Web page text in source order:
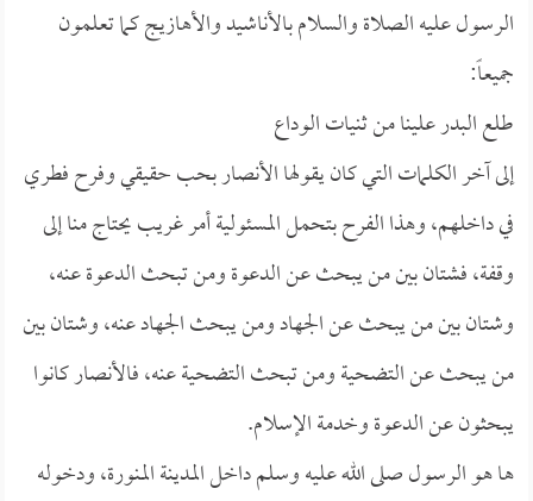
الرسول عليه الصلاة والسلام بالأناشيد والأهازيج كما تعلمون
جميعاً:
طلع البدر علينا من ثنيات الوداع
إلى آخر الكلمات التي كان يقولها الأنصار بحب حقيقي وفرح فطري
في داخلهم، وهذا الفرح بتحمل المسئولية أمر غريب يحتاج منا إلى
وقفة، فشتان بين من يبحث عن الدعوة ومن تبحث الدعوة عنه،
وشتان بين من يبحث عن الجهاد ومن يبحث الجهاد عنه، وشتان بين
من يبحث عن التضحية ومن تبحث التضحية عنه، فالأنصار كانوا
يبحثون عن الدعوة وخدمة الإسلام.
ها هو الرسول صلى الله عليه وسلم داخل المدينة المنورة، ودخوله